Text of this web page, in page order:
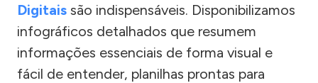
Digitais são indispensáveis. Disponibilizamos
infográficos detalhados que resumem
informações essenciais de forma visual e
fácil de entender, planilhas prontas para